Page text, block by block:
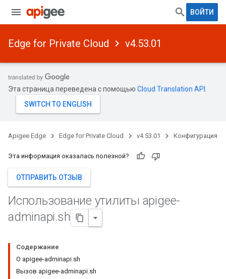
ВОЙТИ
Edge for Private Cloud v4.53.01
Эта страница переведена с помощью Cloud Translation API
Apigee Edge Edge for Private Cloud v4.53.01 Конфигурация
Эта информация оказалась полезной?
ОТПРАВИТЬ ОТЗЫВ
Использование утилиты apigee-
adminapi.sh
Содержание
О apigee-adminapi.sh
Вызов apigee-adminapi.sh